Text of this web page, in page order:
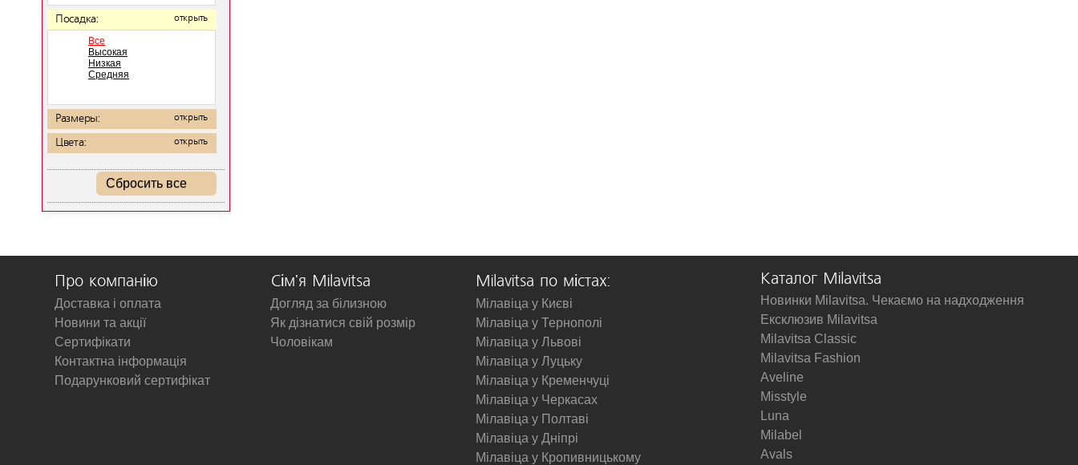
Посадка: открыть
Все
Высокая
Низкая
Средняя
Размеры: открыть
Цвета: открыть
Сбросить все
Про компанію
Доставка і оплата
Новини та акції
Сертифікати
Контактна інформація
Подарунковий сертифікат
Сім'я Milavitsa
Догляд за білизною
Як дізнатися свій розмір
Чоловікам
Milavitsa по містах:
Мілавіца у Києві
Мілавіца у Тернополі
Мілавіца у Львові
Мілавіца у Луцьку
Мілавіца у Кременчуці
Мілавіца у Черкасах
Мілавіца у Полтаві
Мілавіца у Дніпрі
Мілавіца у Кропивницькому
Каталог Milavitsa
Новинки Milavitsa. Чекаємо на надходження
Ексклюзив Milavitsa
Milavitsa Classic
Milavitsa Fashion
Aveline
Misstyle
Luna
Milabel
Avals